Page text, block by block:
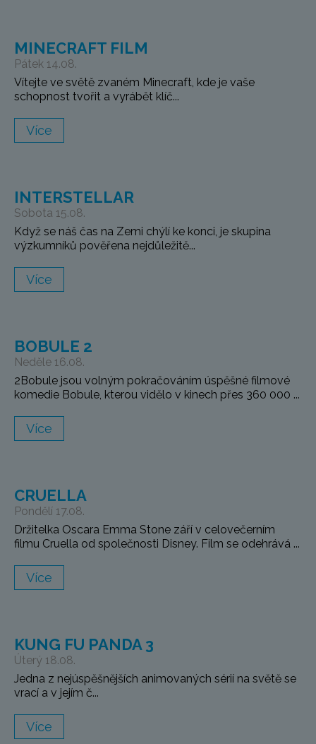
MINECRAFT FILM
Pátek 14.08.
Vítejte ve světě zvaném Minecraft, kde je vaše
schopnost tvořit a vyrábět klíč...
Více
INTERSTELLAR
Sobota 15.08.
Když se náš čas na Zemi chýlí ke konci, je skupina
výzkumníků pověřena nejdůležitě...
Více
BOBULE 2
Neděle 16.08.
2Bobule jsou volným pokračováním úspěšné filmové
komedie Bobule, kterou vidělo v kinech přes 360 000 ...
Více
CRUELLA
Pondělí 17.08.
Držitelka Oscara Emma Stone září v celovečerním
filmu Cruella od společnosti Disney. Film se odehrává ...
Více
KUNG FU PANDA 3
Úterý 18.08.
Jedna z nejúspěšnějších animovaných sérií na světě se
vrací a v jejím č...
Více